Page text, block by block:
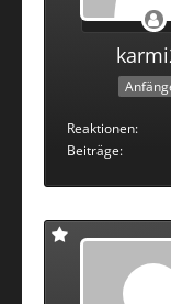
Reaktionen
Beiträge